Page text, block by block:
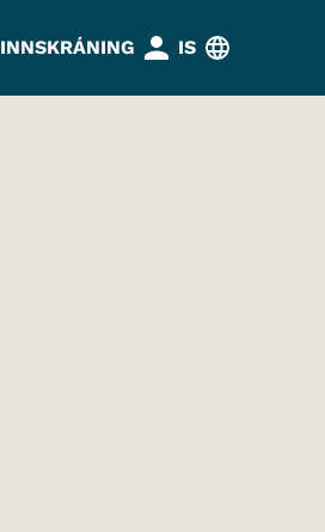
INNSKRÁNING IS